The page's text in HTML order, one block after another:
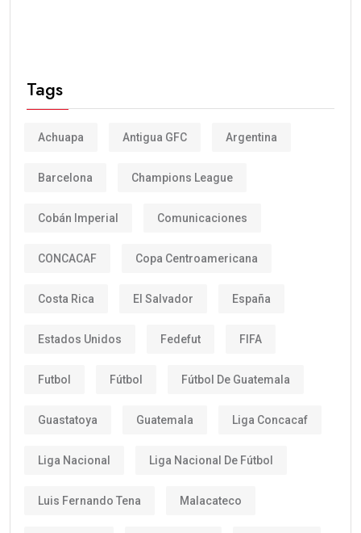
Tags
Achuapa Antigua GFC Argentina
Barcelona Champions League
Cobán Imperial Comunicaciones
CONCACAF Copa Centroamericana
Costa Rica El Salvador España
Estados Unidos Fedefut FIFA
Futbol Fútbol Fútbol De Guatemala
Guastatoya Guatemala Liga Concacaf
Liga Nacional Liga Nacional De Fútbol
Luis Fernando Tena Malacateco